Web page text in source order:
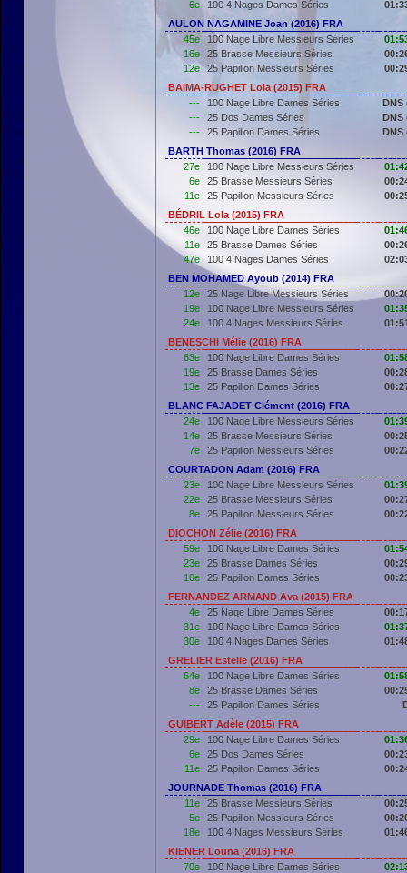
6e
100 4 Nages Dames Séries
AULON NAGAMINE Joan (2016) FRA
45e
100 Nage Libre Messieurs Séries
16e
25 Brasse Messieurs Séries
12e
25 Papillon Messieurs Séries
BAIMA-RUGHET Lola (2015) FRA
---
100 Nage Libre Dames Séries
DNS
---
25 Dos Dames Séries
DNS
---
25 Papillon Dames Séries
DNS
BARTH Thomas (2016) FRA
27e
100 Nage Libre Messieurs Séries
6e
25 Brasse Messieurs Séries
11e
25 Papillon Messieurs Séries
BÉDRIL Lola (2015) FRA
46e
100 Nage Libre Dames Séries
11e
25 Brasse Dames Séries
47e
100 4 Nages Dames Séries
BEN MOHAMED Ayoub (2014) FRA
12e
25 Nage Libre Messieurs Séries
19e
100 Nage Libre Messieurs Séries
24e
100 4 Nages Messieurs Séries
BENESCHI Mélie (2016) FRA
63e
100 Nage Libre Dames Séries
19e
25 Brasse Dames Séries
13e
25 Papillon Dames Séries
BLANC FAJADET Clément (2016) FRA
24e
100 Nage Libre Messieurs Séries
14e
25 Brasse Messieurs Séries
7e
25 Papillon Messieurs Séries
COURTADON Adam (2016) FRA
23e
100 Nage Libre Messieurs Séries
22e
25 Brasse Messieurs Séries
8e
25 Papillon Messieurs Séries
DIOCHON Zélie (2016) FRA
59e
100 Nage Libre Dames Séries
23e
25 Brasse Dames Séries
10e
25 Papillon Dames Séries
FERNANDEZ ARMAND Ava (2015) FRA
4e
25 Nage Libre Dames Séries
31e
100 Nage Libre Dames Séries
30e
100 4 Nages Dames Séries
GRELIER Estelle (2016) FRA
64e
100 Nage Libre Dames Séries
8e
25 Brasse Dames Séries
---
25 Papillon Dames Séries
GUIBERT Adèle (2015) FRA
29e
100 Nage Libre Dames Séries
6e
25 Dos Dames Séries
11e
25 Papillon Dames Séries
JOURNADE Thomas (2016) FRA
11e
25 Brasse Messieurs Séries
5e
25 Papillon Messieurs Séries
18e
100 4 Nages Messieurs Séries
KIENER Louna (2016) FRA
70e
100 Nage Libre Dames Séries